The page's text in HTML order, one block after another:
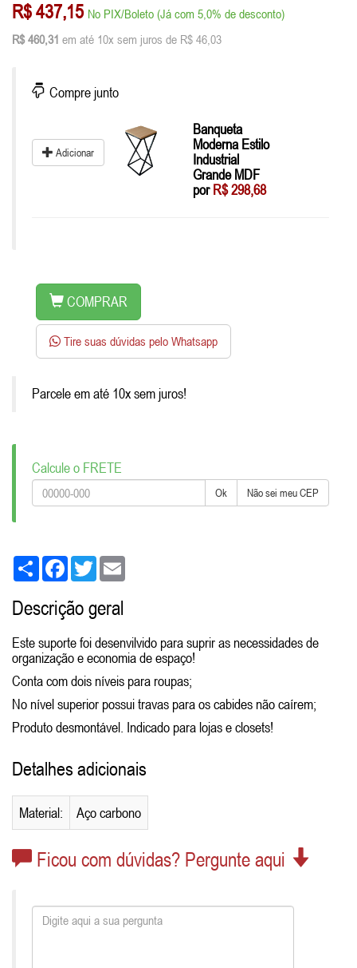
R$ 437,15 No PIX/Boleto (Já com 5,0% de desconto)
R$ 460,31 em até 10x sem juros de R$ 46,03
Compre junto
Adicionar
Banqueta
Moderna Estilo
Industrial
Grande MDF
porR$ 298,68
COMPRAR
Tire suas dúvidas pelo Whatsapp
Parcele em até 10x sem juros!
Calcule o FRETE
Ok Não sei meu CEP
Share FacebookTwitter
Descrição geral
Este suporte foi desenvilvido para suprir as necessidades de
organização e economia de espaço!
Conta com dois níveis para roupas;
No nível superior possui travas para os cabides não caírem;
Produto desmontável. Indicado para lojas e closets!
Detalhes adicionais
Material: Aço carbono
Ficou com dúvidas? Pergunte aqui